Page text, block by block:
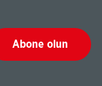
Abone olun